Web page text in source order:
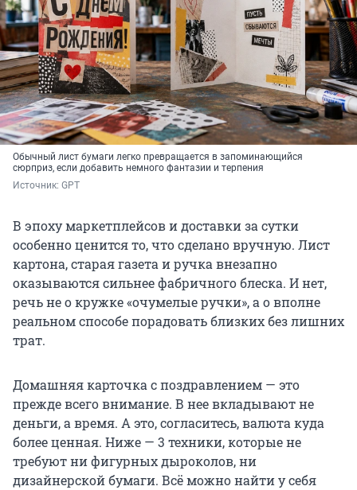
Обычный лист бумаги легко превращается в запоминающийся
сюрприз, если добавить немного фантазии и терпения
Источник: GPT
В эпоху маркетплейсов и доставки за сутки
особенно ценится то, что сделано вручную. Лист
картона, старая газета и ручка внезапно
оказываются сильнее фабричного блеска. И нет,
речь не о кружке «очумелые ручки», а о вполне
реальном способе порадовать близких без лишних
трат.
Домашняя карточка с поздравлением — это
прежде всего внимание. В нее вкладывают не
деньги, а время. А это, согласитесь, валюта куда
более ценная. Ниже — 3 техники, которые не
требуют ни фигурных дыроколов, ни
дизайнерской бумаги. Всё можно найти у себя